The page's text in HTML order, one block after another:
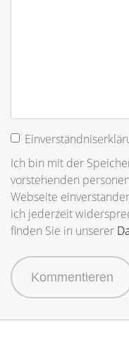
Ich bin mit der
vorstehenden
Webseite
ich jederzeit
finden Sie in unserer
Kommentieren